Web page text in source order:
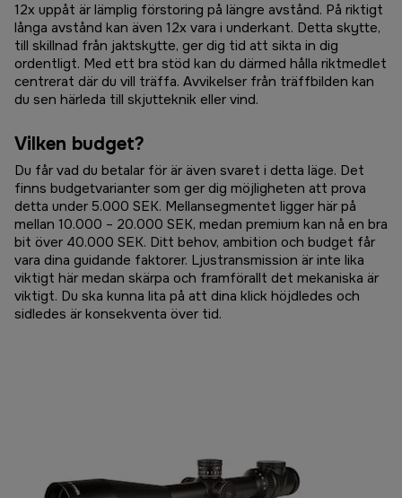
12x uppåt är lämplig förstoring på längre avstånd. På riktigt
långa avstånd kan även 12x vara i underkant. Detta skytte,
till skillnad från jaktskytte, ger dig tid att sikta in dig
ordentligt. Med ett bra stöd kan du därmed hålla riktmedlet
centrerat där du vill träffa. Avvikelser från träffbilden kan
du sen härleda till skjutteknik eller vind.
Vilken budget?
Du får vad du betalar för är även svaret i detta läge. Det
finns budgetvarianter som ger dig möjligheten att prova
detta under 5.000 SEK. Mellansegmentet ligger här på
mellan 10.000 – 20.000 SEK, medan premium kan nå en bra
bit över 40.000 SEK. Ditt behov, ambition och budget får
vara dina guidande faktorer. Ljustransmission är inte lika
viktigt här medan skärpa och framförallt det mekaniska är
viktigt. Du ska kunna lita på att dina klick höjdledes och
sidledes är konsekventa över tid.